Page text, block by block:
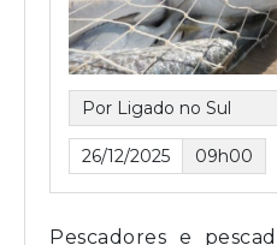
Por Ligado no Sul
26/12/2025 09h00
Pescadores e